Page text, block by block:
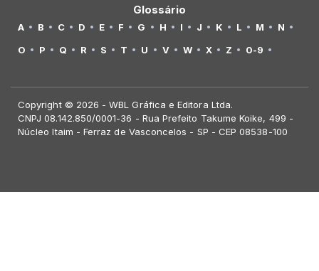
Glossário
A B C D E F G H I J K L M
N
O
P Q R S T U V W X Z 0-9
Copyright © 2026 - WBL Gráfica e Editora Ltda.
CNPJ 08.142.850/0001-36 - Rua Prefeito Takume Koike, 499 -
Núcleo Itaim - Ferraz de Vasconcelos - SP - CEP 08538-100